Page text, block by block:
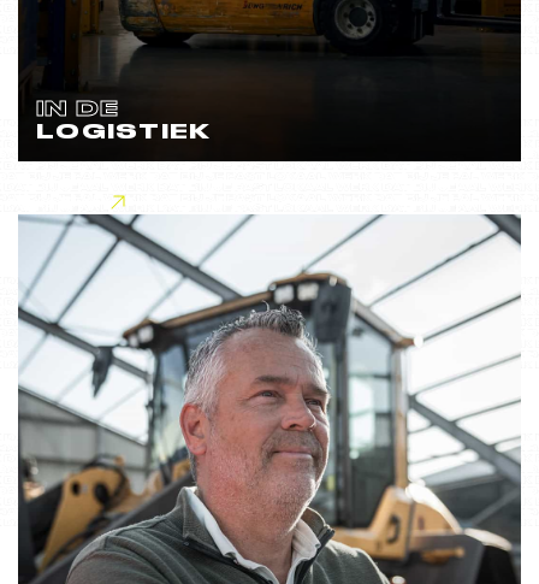
IN DE
LOGISTIEK